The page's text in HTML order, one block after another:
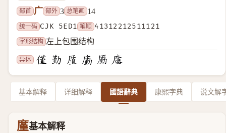
部首 广 部外 3 总笔画 14
统一码 CJK 5ED1 笔顺 41312212511121
字形结构 左上包围结构
异体
基本解释 详细解释 國語辭典 康熙字典 说文解
廑基本解释